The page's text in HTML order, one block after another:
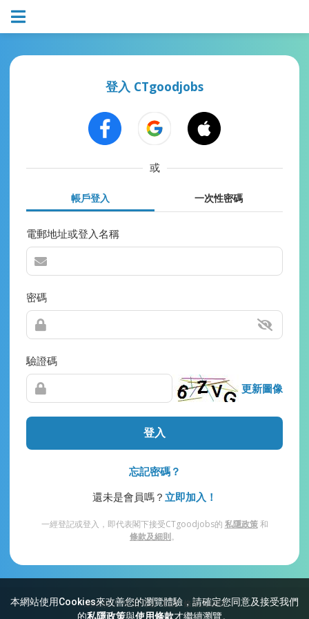
本網站使用Cookies來改善您的瀏覽體驗，請確定您同意及接受我們
的私隱政策與使用條款才繼續瀏覽。
登入 CTgoodjobs
或
帳戶登入 一次性密碼
電郵地址或登入名稱
密碼
驗證碼
更新圖像
登入
忘記密碼？
還未是會員嗎？ 立即加入！
一經登記或登入，即代表閣下接受CTgoodjobs的 私隱政策和
條款及細則。
網站索引 常見問題 私隱 條款及細則